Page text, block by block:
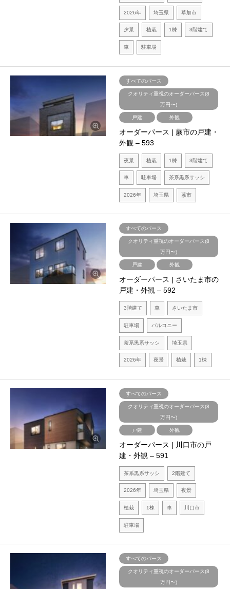
2026年 埼玉県 草加市
夕景 植栽 1棟 3階建て
車 駐車場
すべてのパース
クオリティ重視のオーダーパース(8
万円〜)
戸建 外観
オーダーパース | 蕨市の戸建・
外観 – 593
夜景 植栽 1棟 3階建て
車 駐車場 茶系黒系サッシ
2026年 埼玉県 蕨市
すべてのパース
クオリティ重視のオーダーパース(8
万円〜)
戸建 外観
オーダーパース | さいたま市の
戸建・外観 – 592
3階建て 車 さいたま市
駐車場 バルコニー
茶系黒系サッシ 埼玉県
2026年 夜景 植栽 1棟
すべてのパース
クオリティ重視のオーダーパース(8
万円〜)
戸建 外観
オーダーパース | 川口市の戸
建・外観 – 591
茶系黒系サッシ 2階建て
2026年 埼玉県 夜景
植栽 1棟 車 川口市
駐車場
すべてのパース
クオリティ重視のオーダーパース(8
万円〜)